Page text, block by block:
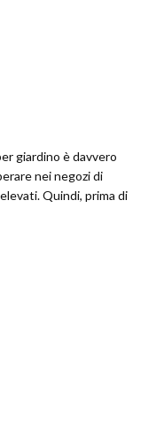
giardino è davvero
nei negozi di
Quindi, prima di